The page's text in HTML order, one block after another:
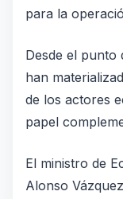
para la
Desde el punto
han
de los actores
papel
El ministro de
Alonso